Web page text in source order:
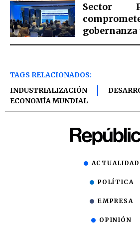
Sector
TAGS RELACIONADOS:
INDUSTRIALIZACIÓN
ECONOMÍA MUNDIAL
ACTUALIDAD
POLÍTICA
EMPRESA
OPINIÓN